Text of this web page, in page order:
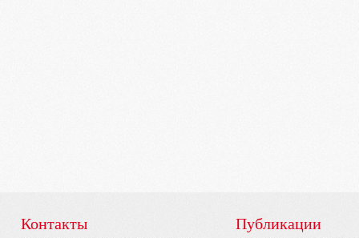
Контакты Публикации